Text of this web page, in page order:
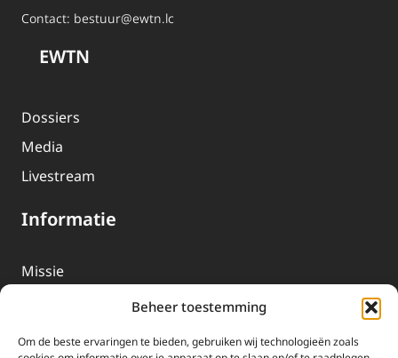
Beheer toestemming
Om de beste ervaringen te bieden, gebruiken wij technologieën zoals
Contact: bestuur@ewtn.lc
EWTN
Dossiers
Media
Livestream
Informatie
Missie